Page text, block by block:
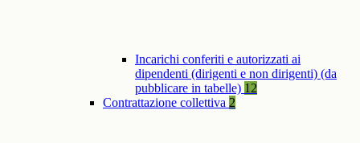
Incarichi conferiti e autorizzati ai
dipendenti (dirigenti e non dirigenti) (da
pubblicare in tabelle) 12
Contrattazione collettiva 2